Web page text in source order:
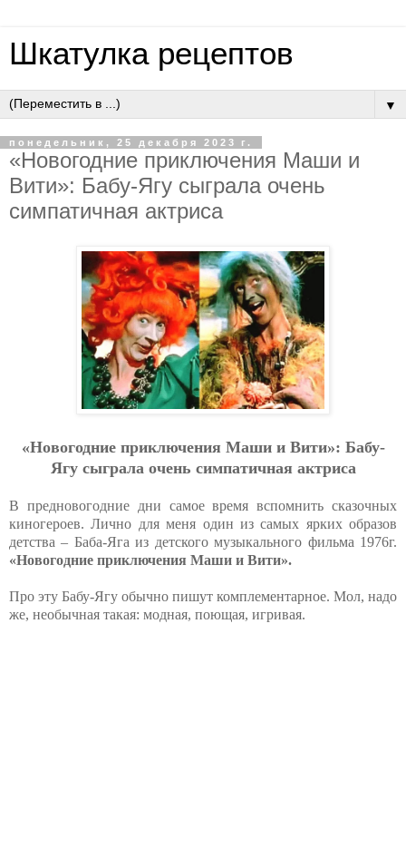
Шкатулка рецептов
▼
понедельник, 25 декабря 2023 г.
«Новогодние приключения Маши и
Вити»: Бабу-Ягу сыграла очень
симпатичная актриса
«Новогодние приключения Маши и Вити»: Бабу-
Ягу сыграла очень симпатичная актриса
В предновогодние дни самое время вспомнить сказочных
киногероев. Лично для меня один из самых ярких образов
детства – Баба-Яга из детского музыкального фильма 1976г.
«Новогодние приключения Маши и Вити».
Про эту Бабу-Ягу обычно пишут комплементарное. Мол, надо
же, необычная такая: модная, поющая, игривая.